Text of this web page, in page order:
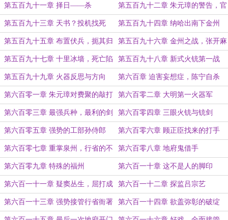
第五百九十一章 择日——杀 第五百九十二章 朱元璋的警告，官
复原职
第五百九十三章 天书？投机找死 第五百九十四章 纳哈出南下金州
第五百九十五章 布置伏兵，扼其归
路
第五百九十六章 金州之战，张开麻
袋
第五百九十七章 十里冰墙，死亡陷
阱
第五百九十八章 新式火铳第一战
第五百九十九章 火器反思与方向 第六百章 迫害妄想症，陈宁自杀
第六百零一章 朱元璋对费聚的敲打 第六百零二章 大明第一火器军
第六百零三章 最强兵种，最利的剑 第六百零四章 三眼火铳与铳剑
第六百零五章 强势的工部孙侍郎 第六百零六章 顾正臣找来的打手
第六百零七章 重掌泉州，行省的不
安
第六百零八章 地府鬼借手
第六百零九章 特殊的福州 第六百一十章 这不是人的脚印
第六百一十一章 疑窦丛生，屈打成
招
第六百一十二章 探监吕宗艺
第六百一十三章 强势接管行省衙署 第六百一十四章 欲盖弥彰的破绽